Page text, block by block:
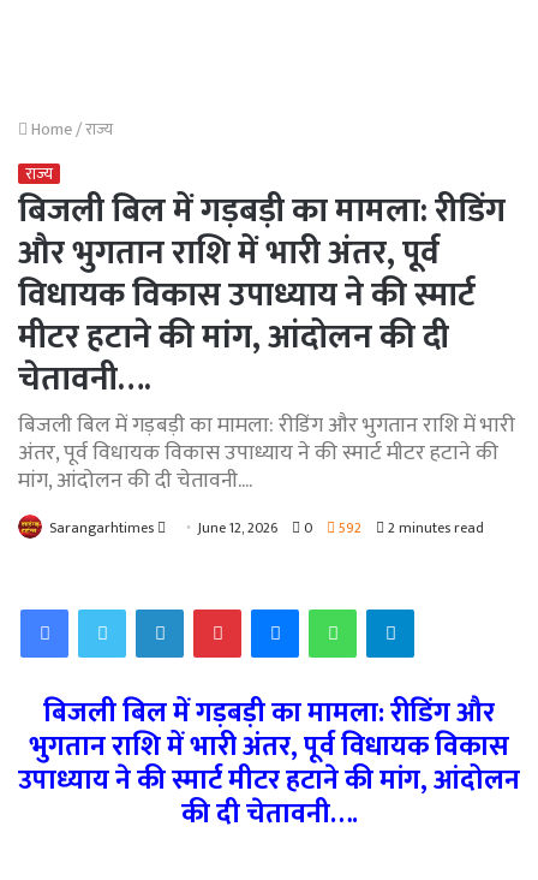
Home/राज्य
राज्य
बिजली बिल में गड़बड़ी का मामला: रीडिंग
और भुगतान राशि में भारी अंतर, पूर्व
विधायक विकास उपाध्याय ने की स्मार्ट
मीटर हटाने की मांग, आंदोलन की दी
चेतावनी….
बिजली बिल में गड़बड़ी का मामला: रीडिंग और भुगतान राशि में भारी
अंतर, पूर्व विधायक विकास उपाध्याय ने की स्मार्ट मीटर हटाने की
मांग, आंदोलन की दी चेतावनी....
Sarangarhtimes
Send June 12, 2026 0 592 2 minutes read
FacebookTwitterLinkedInPinterestMessengerWhatsAppTelegram
बिजली बिल में गड़बड़ी का मामला: रीडिंग और
भुगतान राशि में भारी अंतर, पूर्व विधायक विकास
उपाध्याय ने की स्मार्ट मीटर हटाने की मांग, आंदोलन
की दी चेतावनी….